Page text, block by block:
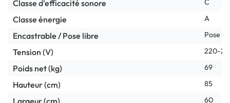
Classe d'efficacité sonore C
Classe énergie A
Encastrable / Pose libre Pose
Tension (V) 220-
Poids net (kg) 69
Hauteur (cm) 85
Largeur (cm) 60